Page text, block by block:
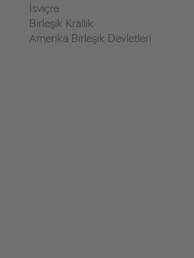
İsviçre
Birleşik Krallık
Amerika Birleşik Devletleri